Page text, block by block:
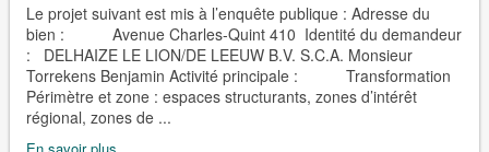
Le projet suivant est mis à l’enquête publique : Adresse du
bien : Avenue Charles-Quint 410 Identité du demandeur
: DELHAIZE LE LION/DE LEEUW B.V. S.C.A. Monsieur
Torrekens Benjamin Activité principale : Transformation
Périmètre et zone : espaces structurants, zones d’intérêt
régional, zones de ...
En savoir plus